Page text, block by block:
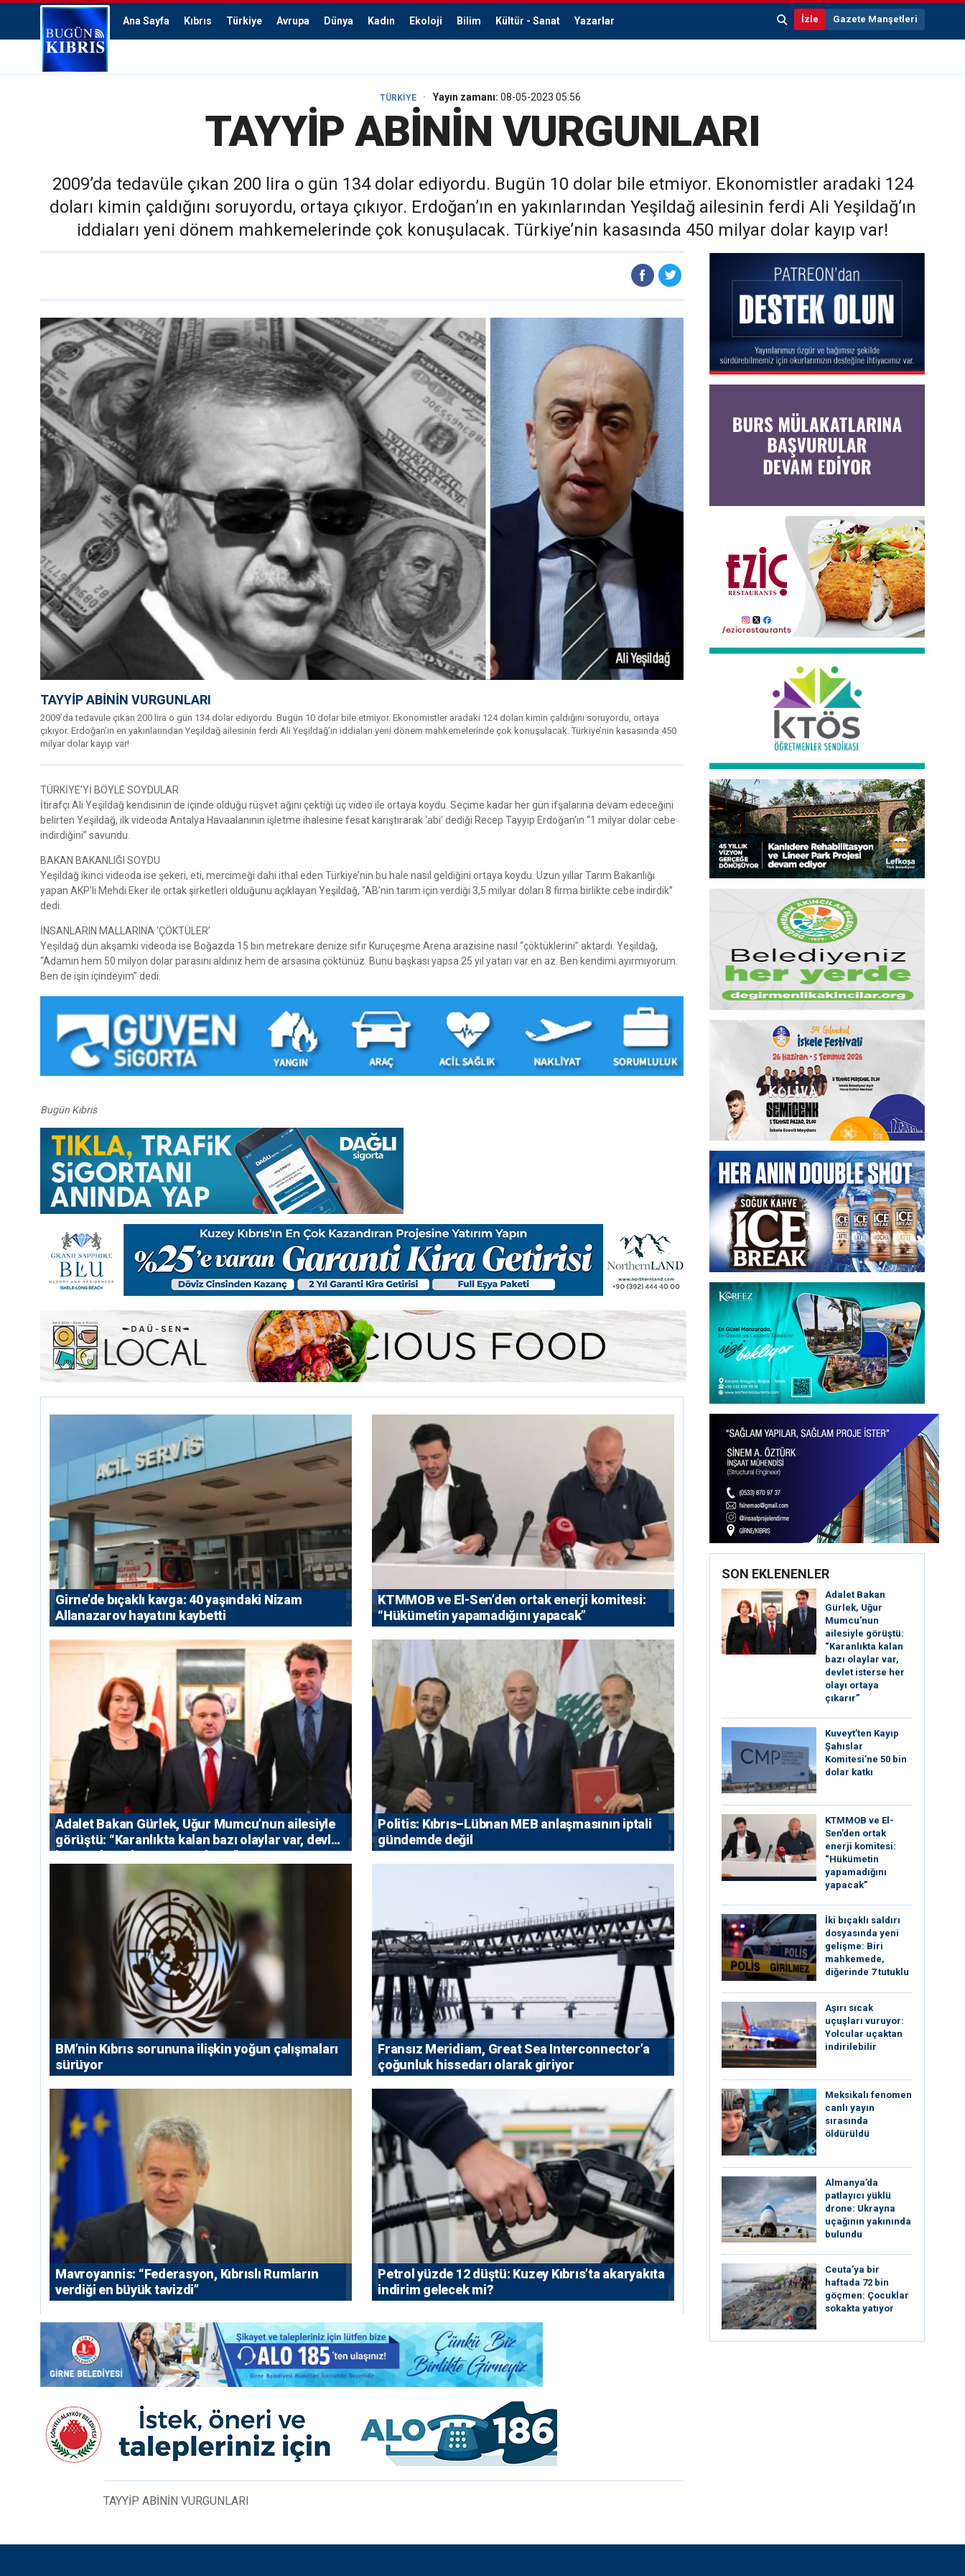
Ana Sayfa Kıbrıs Türkiye Avrupa Dünya Kadın Ekoloji Bilim Kültür - Sanat Yazarlar İzle Gazete Manşetleri
TÜRKİYE Yayın zamanı: 08-05-2023 05:56
TAYYİP ABİNİN VURGUNLARI
2009’da tedavüle çıkan 200 lira o gün 134 dolar ediyordu. Bugün 10 dolar bile etmiyor. Ekonomistler aradaki 124
doları kimin çaldığını soruyordu, ortaya çıkıyor. Erdoğan’ın en yakınlarından Yeşildağ ailesinin ferdi Ali Yeşildağ’ın
iddiaları yeni dönem mahkemelerinde çok konuşulacak. Türkiye’nin kasasında 450 milyar dolar kayıp var!
TAYYİP ABİNİN VURGUNLARI
2009’da tedavüle çıkan 200 lira o gün 134 dolar ediyordu. Bugün 10 dolar bile etmiyor. Ekonomistler aradaki 124 doları kimin çaldığını soruyordu, ortaya
çıkıyor. Erdoğan’ın en yakınlarından Yeşildağ ailesinin ferdi Ali Yeşildağ’ın iddiaları yeni dönem mahkemelerinde çok konuşulacak. Türkiye’nin kasasında 450
milyar dolar kayıp var!
TÜRKİYE’Yİ BÖYLE SOYDULAR
İtirafçı Ali Yeşildağ kendisinin de içinde olduğu rüşvet ağını çektiği üç video ile ortaya koydu. Seçime kadar her gün ifşalarına devam edeceğini
belirten Yeşildağ, ilk videoda Antalya Havaalanının işletme ihalesine fesat karıştırarak ‘abi’ dediği Recep Tayyip Erdoğan’ın “1 milyar dolar cebe
indirdiğini” savundu.
BAKAN BAKANLIĞI SOYDU
Yeşildağ ikinci videoda ise şekeri, eti, mercimeği dahi ithal eden Türkiye’nin bu hale nasıl geldiğini ortaya koydu. Uzun yıllar Tarım Bakanlığı
yapan AKP’li Mehdi Eker ile ortak şirketleri olduğunu açıklayan Yeşildağ, “AB’nin tarım için verdiği 3,5 milyar doları 8 firma birlikte cebe indirdik”
dedi.
İNSANLARIN MALLARINA ‘ÇÖKTÜLER’
Yeşildağ dün akşamki videoda ise Boğazda 15 bin metrekare denize sıfır Kuruçeşme Arena arazisine nasıl “çöktüklerini” aktardı. Yeşildağ,
“Adamın hem 50 milyon dolar parasını aldınız hem de arsasına çöktünüz. Bunu başkası yapsa 25 yıl yatarı var en az. Ben kendimi ayırmıyorum.
Ben de işin içindeyim” dedi.
Bugün Kıbrıs
Girne’de bıçaklı kavga: 40 yaşındaki Nizam
Allanazarov hayatını kaybetti
KTMMOB ve El-Sen’den ortak enerji komitesi:
“Hükümetin yapamadığını yapacak”
Adalet Bakan Gürlek, Uğur Mumcu’nun ailesiyle
görüştü: “Karanlıkta kalan bazı olaylar var, devlet
isterse her olayı ortaya çıkarır”
Politis: Kıbrıs–Lübnan MEB anlaşmasının iptali
gündemde değil
BM’nin Kıbrıs sorununa ilişkin yoğun çalışmaları
sürüyor
Fransız Meridiam, Great Sea Interconnector’a
çoğunluk hissedarı olarak giriyor
Mavroyannis: “Federasyon, Kıbrıslı Rumların
verdiği en büyük tavizdi”
Petrol yüzde 12 düştü: Kuzey Kıbrıs’ta akaryakıta
indirim gelecek mi?
TAYYİP ABİNİN VURGUNLARI
SON EKLENENLER
Adalet Bakan
Gürlek, Uğur
Mumcu’nun
ailesiyle görüştü:
“Karanlıkta kalan
bazı olaylar var,
devlet isterse her
olayı ortaya
çıkarır”
Kuveyt’ten Kayıp
Şahıslar
Komitesi’ne 50 bin
dolar katkı
KTMMOB ve El-
Sen’den ortak
enerji komitesi:
“Hükümetin
yapamadığını
yapacak”
İki bıçaklı saldırı
dosyasında yeni
gelişme: Biri
mahkemede,
diğerinde 7 tutuklu
Aşırı sıcak
uçuşları vuruyor:
Yolcular uçaktan
indirilebilir
Meksikalı fenomen
canlı yayın
sırasında
öldürüldü
Almanya’da
patlayıcı yüklü
drone: Ukrayna
uçağının yakınında
bulundu
Ceuta’ya bir
haftada 72 bin
göçmen: Çocuklar
sokakta yatıyor